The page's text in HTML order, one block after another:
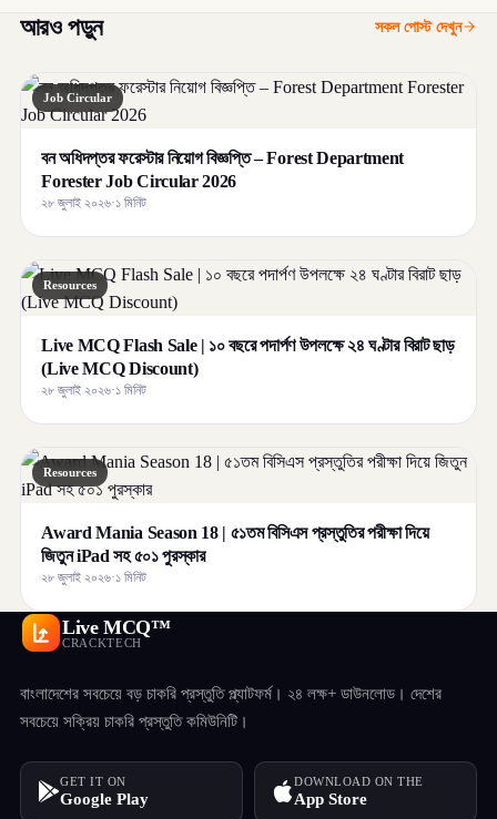
আরও পড়ুন সকল পোস্ট দেখুন
Job Circular
বন অধিদপ্তর ফরেস্টার নিয়োগ বিজ্ঞপ্তি – Forest Department
Forester Job Circular 2026
২৮ জুলাই ২০২৬·১ মিনিট
Resources
Live MCQ Flash Sale | ১০ বছরে পদার্পণ উপলক্ষে ২৪ ঘণ্টার বিরাট ছাড়
(Live MCQ Discount)
২৮ জুলাই ২০২৬·১ মিনিট
Resources
Award Mania Season 18 | ৫১তম বিসিএস প্রস্তুতির পরীক্ষা দিয়ে
জিতুন iPad সহ ৫০১ পুরস্কার
২৮ জুলাই ২০২৬·১ মিনিট
Live MCQ™
CRACKTECH
বাংলাদেশের সবচেয়ে বড় চাকরি প্রস্তুতি প্ল্যাটফর্ম। ২৪ লক্ষ+ ডাউনলোড। দেশের
সবচেয়ে সক্রিয় চাকরি প্রস্তুতি কমিউনিটি।
GET IT ON
Google Play
DOWNLOAD ON THE
App Store